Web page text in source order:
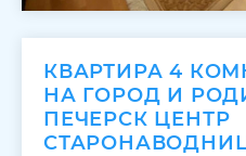
КВАРТИРА 4
НА ГОРОД И
ПЕЧЕРСК ЦЕНТР